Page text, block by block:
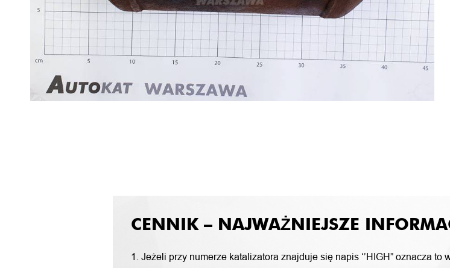
CENNIK – NAJWAŻNIEJSZE
1. Jeżeli przy numerze katalizatora znajduje się napis ‘’HIGH” oznacza